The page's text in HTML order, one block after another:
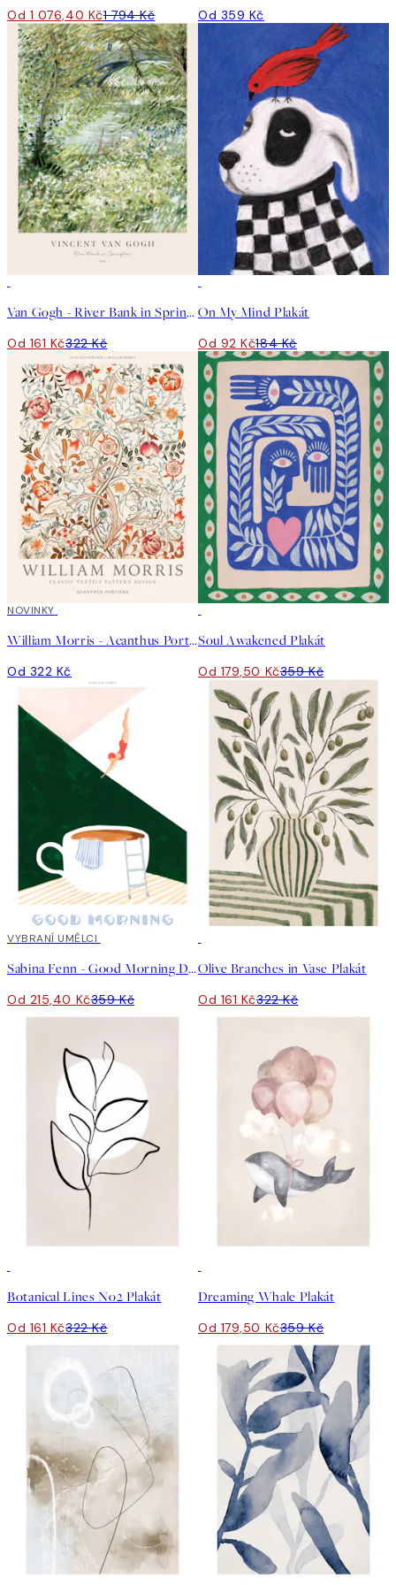
Od 1 076,40 Kč1 794 Kč Od 359 Kč
Van Gogh - River Bank in Springtime Plakát
Od 161 Kč322 Kč
On My Mind Plakát
Od 92 Kč184 Kč
NOVINKY
William Morris - Acanthus Portière Plakát
Od 322 Kč
Soul Awakened Plakát
Od 179,50 Kč359 Kč
40%*
VYBRANÍ UMĚLCI
Sabina Fenn - Good Morning Dive Plakát
Od 215,40 Kč359 Kč
Olive Branches in Vase Plakát
Od 161 Kč322 Kč
Botanical Lines No2 Plakát
Od 161 Kč322 Kč
Dreaming Whale Plakát
Od 179,50 Kč359 Kč